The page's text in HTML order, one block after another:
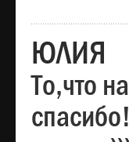
ЮЛИЯ
То,что